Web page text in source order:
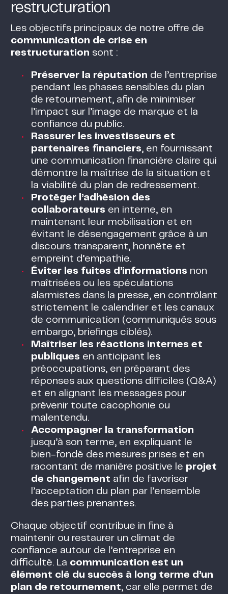
restructuration
Les objectifs principaux de notre offre de
communication de crise en
restructuration sont :
Préserver la réputation de l’entreprise
pendant les phases sensibles du plan
de retournement, afin de minimiser
l’impact sur l’image de marque et la
confiance du public.
Rassurer les investisseurs et
partenaires financiers, en fournissant
une communication financière claire qui
démontre la maîtrise de la situation et
la viabilité du plan de redressement.
Protéger l’adhésion des
collaborateurs en interne, en
maintenant leur mobilisation et en
évitant le désengagement grâce à un
discours transparent, honnête et
empreint d’empathie.
Éviter les fuites d’informations non
maîtrisées ou les spéculations
alarmistes dans la presse, en contrôlant
strictement le calendrier et les canaux
de communication (communiqués sous
embargo, briefings ciblés).
Maîtriser les réactions internes et
publiques en anticipant les
préoccupations, en préparant des
réponses aux questions difficiles (Q&A)
et en alignant les messages pour
prévenir toute cacophonie ou
malentendu.
Accompagner la transformation
jusqu’à son terme, en expliquant le
bien-fondé des mesures prises et en
racontant de manière positive le projet
de changement afin de favoriser
l’acceptation du plan par l’ensemble
des parties prenantes.
Chaque objectif contribue in fine à
maintenir ou restaurer un climat de
confiance autour de l’entreprise en
difficulté. La communication est un
élément clé du succès à long terme d’un
plan de retournement, car elle permet de